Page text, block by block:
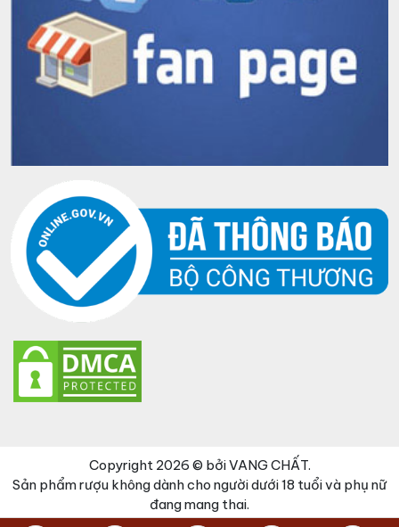
Copyright 2026 © bởi VANG CHẤT.
Sản phẩm rượu không dành cho người dưới 18 tuổi và phụ nữ
đang mang thai.